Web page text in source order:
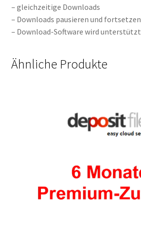
– gleichzeitige Downloads
– Downloads pausieren und fortsetzen
– Download-Software wird unterstützt
Ähnliche Produkte